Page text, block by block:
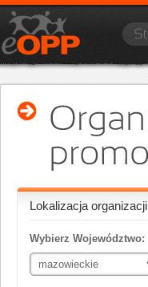
Lokalizacja organizacji
Wybierz Województwo: